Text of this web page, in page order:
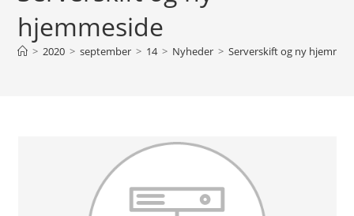
hjemmeside
> 2020 > september > 14 > Nyheder > Serverskift og ny